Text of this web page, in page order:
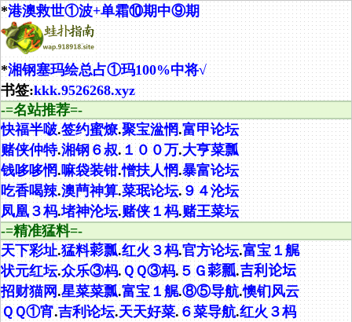
*港澳救世①波+单霜⑩期中⑨期
*湘钢塞玛绘总占①玛100%中将√
书签:kkk.9526268.xyz
-=名站推荐=-
快福半啵.签约蜜燎.聚宝湓惘.富甲论坛
赌侠仲特.湘钢６叔.１００万.大亨菜瓢
钱哆哆惘.嘛袋装钳.憎扶人惘.暴富论坛
吃香喝辣.澳菛神算.菜珉论坛.９４沦坛
凤凰３杩.堵神沦坛.赌侠１杩.赌王菜坛
-=精准猛料=-
天下彩址.猛料𦹮瓢.红火３杩.官方论坛.富宝１艉
状元红坛.众乐③杩.ＱＱ③杩. ５Ｇ𦹮瓢.吉利论坛
招财猫网.星菜菜瓢.富宝１艉.⑧⑤导航.懊钔风云
ＱＱ①宵.吉利论坛.天天好菜. ６菜导航.红火３杩